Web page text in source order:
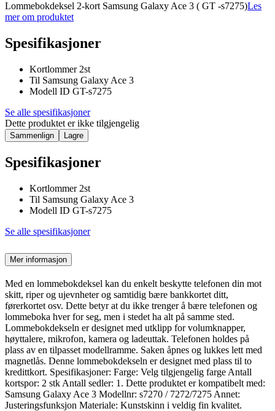
Lommebokdeksel 2-kort Samsung Galaxy Ace 3 ( GT -s7275)Les
mer om produktet
Spesifikasjoner
Kortlommer 2st
Til Samsung Galaxy Ace 3
Modell ID GT-s7275
Se alle spesifikasjoner
Dette produktet er ikke tilgjengelig
Sammenlign Lagre
Spesifikasjoner
Kortlommer 2st
Til Samsung Galaxy Ace 3
Modell ID GT-s7275
Se alle spesifikasjoner
Mer informasjon
Med en lommebokdeksel kan du enkelt beskytte telefonen din mot
skitt, riper og ujevnheter og samtidig bære bankkortet ditt,
førerkortet osv. Dette betyr at du ikke trenger å bære telefonen og
lommeboka hver for seg, men i stedet ha alt på samme sted.
Lommebokdekseln er designet med utklipp for volumknapper,
høyttalere, mikrofon, kamera og ladeuttak. Telefonen holdes på
plass av en tilpasset modellramme. Saken åpnes og lukkes lett med
magnetlås. Denne lommebokdekseln er designet med plass til to
kredittkort. Spesifikasjoner: Farge: Velg tilgjengelig farge Antall
kortspor: 2 stk Antall sedler: 1. Dette produktet er kompatibelt med:
Samsung Galaxy Ace 3 Modellnr: s7270 / 7272/7275 Annet:
Justeringsfunksjon Materiale: Kunstskinn i veldig fin kvalitet.